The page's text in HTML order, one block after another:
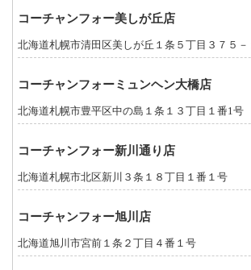
コーチャンフォー美しが丘店
北海道札幌市清田区美しが丘１条５丁目３７５－
コーチャンフォーミュンヘン大橋店
北海道札幌市豊平区中の島１条１３丁目１番1号
コーチャンフォー新川通り店
北海道札幌市北区新川３条１８丁目１番１号
コーチャンフォー旭川店
北海道旭川市宮前１条２丁目４番１号